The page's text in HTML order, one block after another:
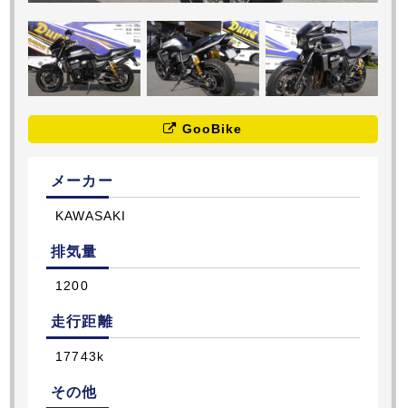
GooBike
メーカー
KAWASAKI
排気量
1200
走行距離
17743k
その他